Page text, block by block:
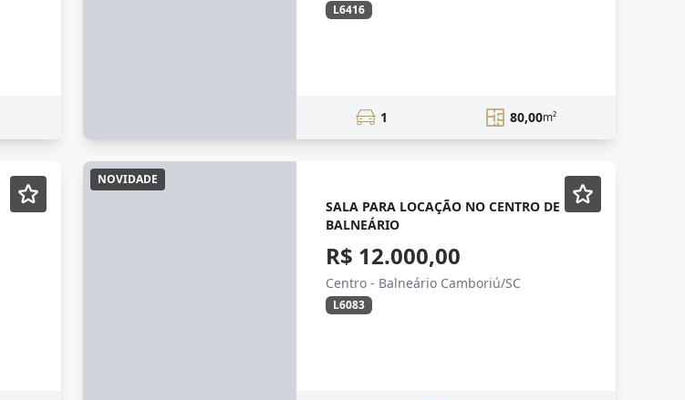
L6416
1 80,00m²
NOVIDADE
SALA PARA LOCAÇÃO NO CENTRO DE
BALNEÁRIO
R$ 12.000,00
Centro - Balneário Camboriú/SC
L6083